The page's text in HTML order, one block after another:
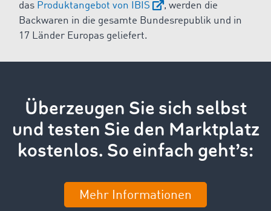
das Produktangebot von IBIS
, werden die
Backwaren in die gesamte Bundesrepublik und in
17 Länder Europas geliefert.
Überzeugen Sie sich selbst
und testen Sie den Marktplatz
kostenlos. So einfach geht’s:
Mehr Informationen